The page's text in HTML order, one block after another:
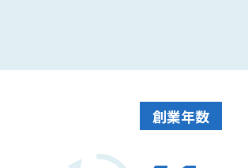
創業年数